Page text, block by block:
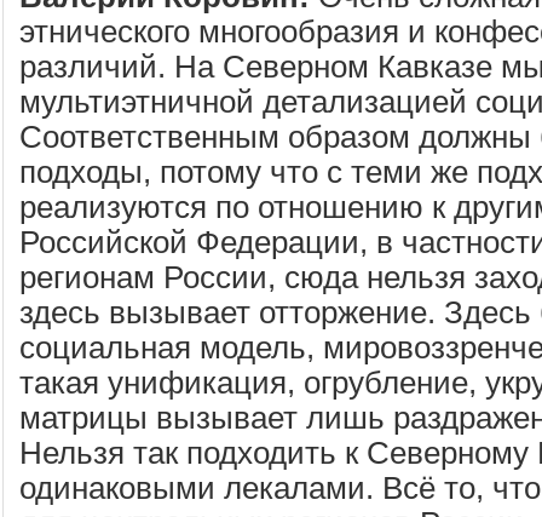
этнического многообразия и
различий. На Северном Кавказе
мультиэтничной детализацией
Соответственным образом
подходы, потому что с теми же
реализуются по отношению к
Российской Федерации, в
регионам России, сюда нельзя
здесь вызывает отторжение.
социальная модель,
такая унификация, огрубление,
матрицы вызывает лишь
Нельзя так подходить к Северному
одинаковыми лекалами. Всё то,